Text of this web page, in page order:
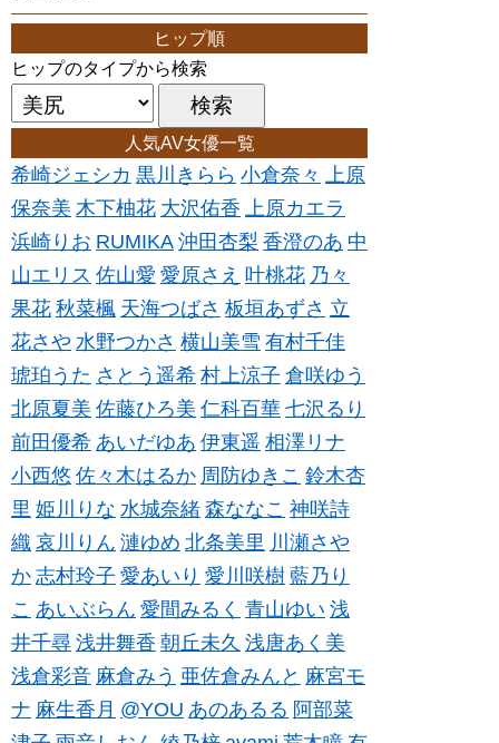
ヒップ順
ヒップのタイプから検索
人気AV女優一覧
希崎ジェシカ 黒川きらら 小倉奈々 上原
保奈美 木下柚花 大沢佑香 上原カエラ
浜崎りお RUMIKA 沖田杏梨 香澄のあ 中
山エリス 佐山愛 愛原さえ 叶桃花 乃々
果花 秋菜楓 天海つばさ 板垣あずさ 立
花さや 水野つかさ 横山美雪 有村千佳
琥珀うた さとう遥希 村上涼子 倉咲ゆう
北原夏美 佐藤ひろ美 仁科百華 七沢るり
前田優希 あいだゆあ 伊東遥 相澤リナ
小西悠 佐々木はるか 周防ゆきこ 鈴木杏
里 姫川りな 水城奈緒 森ななこ 神咲詩
織 哀川りん 漣ゆめ 北条美里 川瀬さや
か 志村玲子 愛あいり 愛川咲樹 藍乃り
こ あいぶらん 愛間みるく 青山ゆい 浅
井千尋 浅井舞香 朝丘未久 浅唐あく美
浅倉彩音 麻倉みう 亜佐倉みんと 麻宮モ
ナ 麻生香月 @YOU あのあるる 阿部菜